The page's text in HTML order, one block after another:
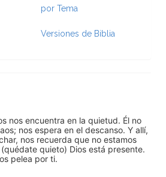
por Tema
Versiones de Biblia
nos encuentra en la quietud. Él no
nos espera en el descanso. Y allí,
nos recuerda que no estamos
quieto) Dios está presente.
pelea por ti.